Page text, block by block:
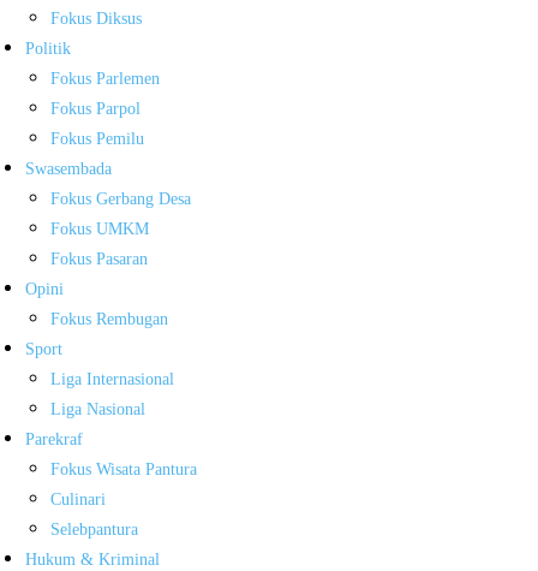
Fokus Diksus
Politik
Fokus Parlemen
Fokus Parpol
Fokus Pemilu
Swasembada
Fokus Gerbang Desa
Fokus UMKM
Fokus Pasaran
Opini
Fokus Rembugan
Sport
Liga Internasional
Liga Nasional
Parekraf
Fokus Wisata Pantura
Culinari
Selebpantura
Hukum & Kriminal